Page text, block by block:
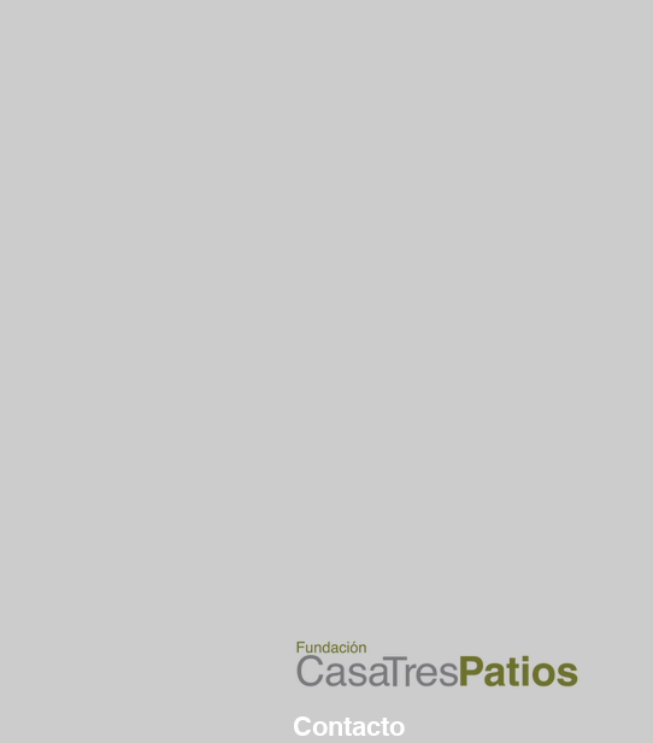
Contacto